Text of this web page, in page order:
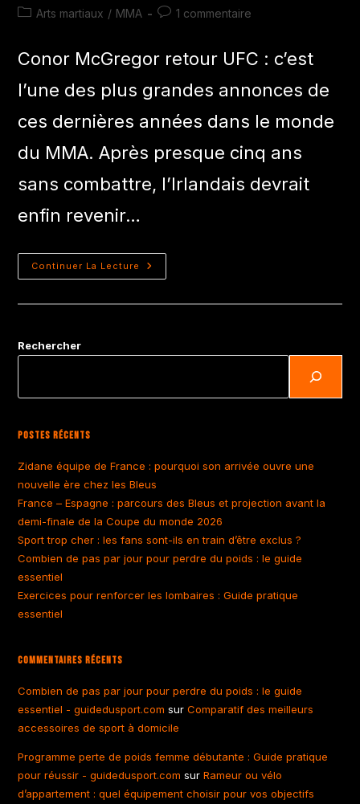
Arts martiaux / MMA 1 commentaire
Conor McGregor retour UFC : c’est
l’une des plus grandes annonces de
ces dernières années dans le monde
du MMA. Après presque cinq ans
sans combattre, l’Irlandais devrait
enfin revenir…
Continuer La Lecture
Rechercher
Postes Récents
Zidane équipe de France : pourquoi son arrivée ouvre une
nouvelle ère chez les Bleus
France – Espagne : parcours des Bleus et projection avant la
demi-finale de la Coupe du monde 2026
Sport trop cher : les fans sont-ils en train d’être exclus ?
Combien de pas par jour pour perdre du poids : le guide
essentiel
Exercices pour renforcer les lombaires : Guide pratique
essentiel
Commentaires Récents
Combien de pas par jour pour perdre du poids : le guide
essentiel - guidedusport.com surComparatif des meilleurs
accessoires de sport à domicile
Programme perte de poids femme débutante : Guide pratique
pour réussir - guidedusport.com surRameur ou vélo
d’appartement : quel équipement choisir pour vos objectifs